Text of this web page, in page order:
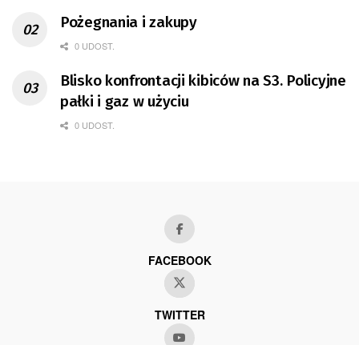
Pożegnania i zakupy
0 UDOST.
Blisko konfrontacji kibiców na S3. Policyjne
pałki i gaz w użyciu
0 UDOST.
FACEBOOK
TWITTER